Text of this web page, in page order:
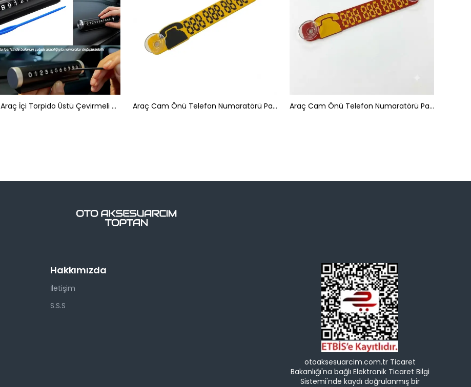
Luxury Araç İçi Torpido Üstü Çevirmeli Telefon Park Numaratörü Park Tel 10.5x2.7cm Siyah Araç Cam Önü Telefon Numaratörü Park Tel Pleksi Sarı Siyah Araç Cam Önü Telefon Numaratörü Park Tel Pleksi Kırmızı Sarı
Hakkımızda
İletişim
S.S.S
otoaksesuarcim.com.tr Ticaret
Bakanlığı'na bağlı Elektronik Ticaret Bilgi
Sistemi'nde kaydı doğrulanmış bir